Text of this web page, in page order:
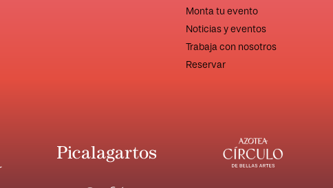
Monta tu evento
Noticias y eventos
Trabaja con nosotros
Reservar